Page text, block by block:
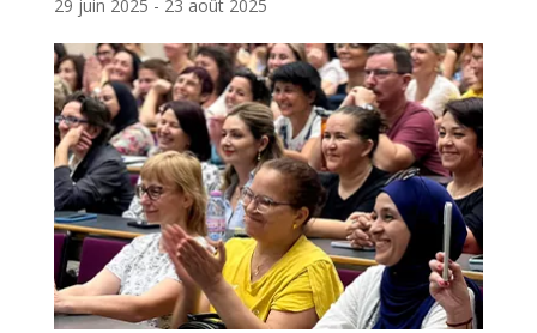
29 juin 2025 - 23 août 2025